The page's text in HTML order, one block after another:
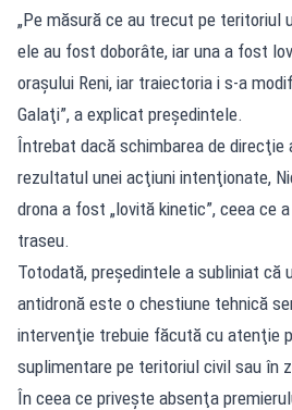
„Pe măsură ce au trecut pe teritoriul
ele au fost doborâte, iar una a fost
oraşului Reni, iar traiectoria i s-a
Galaţi”, a explicat preşedintele.
Întrebat dacă schimbarea de
rezultatul unei acţiuni intenţionate,
drona a fost „lovită kinetic”, ceea ce
traseu.
Totodată, preşedintele a subliniat că
antidronă este o chestiune tehnică
intervenţie trebuie făcută cu atenţie
suplimentare pe teritoriul civil sau în
În ceea ce priveşte absenţa